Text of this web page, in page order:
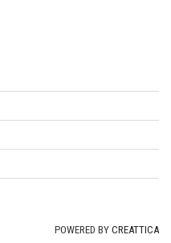
POWERED BY CREATTICA